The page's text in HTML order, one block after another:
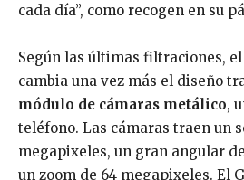
cada día”, como recogen en su
Según las últimas filtraciones, el
cambia una vez más el diseño
módulo de cámaras metálico,
teléfono. Las cámaras traen un
megapixeles, un gran angular
un zoom de 64 megapixeles. El